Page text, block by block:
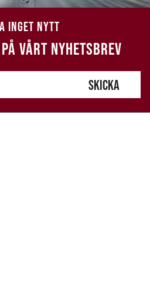
INGET NYTT
VÅRT NYHETSBREV
SKICKA